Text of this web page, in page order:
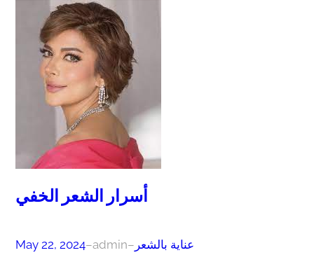
أسرار الشعر الخفي
May 22, 2024–admin– عناية بالشعر